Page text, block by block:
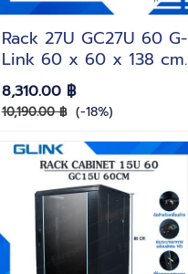
Rack 27U GC27U 60 G-
Link 60 x 60 x 138 cm.
สีดำ(Black)(แถมฟรี!! ถาด 1
ใบพัดลม 1 ชุด)
8,310.00 ฿
10,190.00 ฿ (-18%)